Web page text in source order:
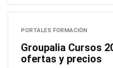
PORTALES FORMACIÓN
Groupalia Cursos
ofertas y precios